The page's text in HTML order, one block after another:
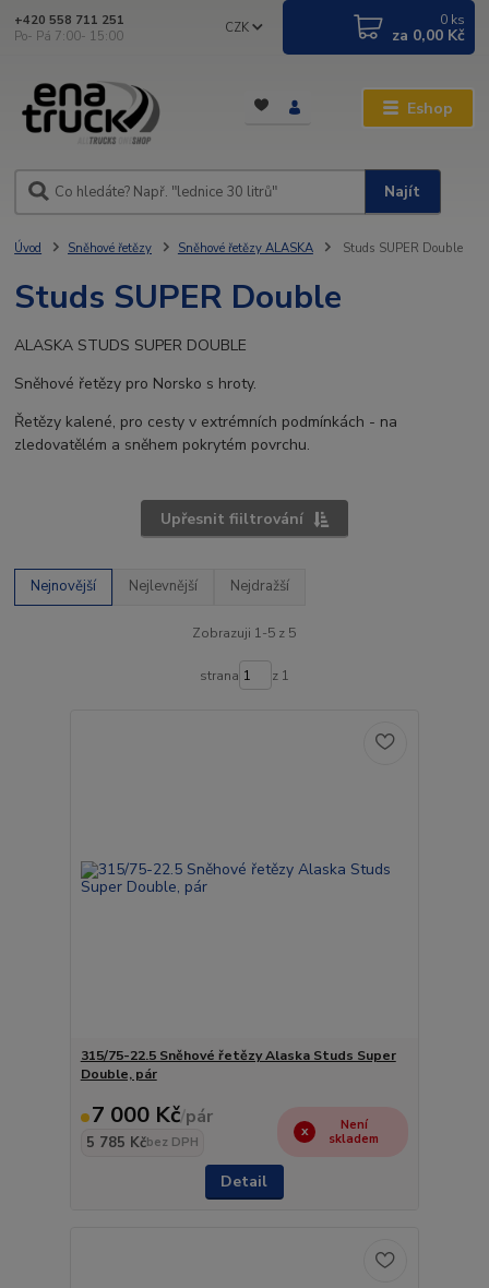
Eshop
CZK
Najít
+420 558 711 251
Po- Pá 7:00- 15:00
0 ks
za 0,00 Kč
Úvod Sněhové řetězy Sněhové řetězy ALASKA Studs SUPER Double
Studs SUPER Double
ALASKA STUDS SUPER DOUBLE
Sněhové řetězy pro Norsko s hroty.
Řetězy kalené, pro cesty v extrémních podmínkách - na
zledovatělém a sněhem pokrytém povrchu.
Upřesnit fiiltrování
Nejnovější Nejlevnější Nejdražší
Zobrazuji 1-5 z 5
strana z 1
315/75-22.5 Sněhové řetězy Alaska Studs Super
Double, pár
7 000 Kč/pár
5 785 Kčbez DPH
Není
skladem
Detail